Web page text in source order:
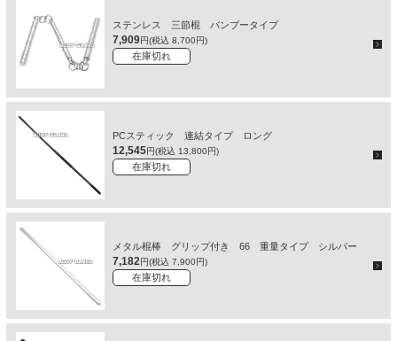
ステンレス 三節棍 バンブータイプ
7,909円(税込 8,700円)
在庫切れ
PCスティック 連結タイプ ロング
12,545円(税込 13,800円)
在庫切れ
メタル棍棒 グリップ付き 66 重量タイプ シルバー
7,182円(税込 7,900円)
在庫切れ